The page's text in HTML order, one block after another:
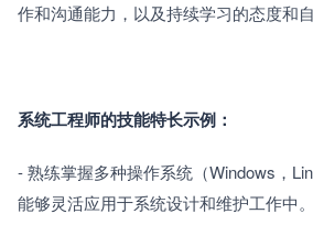
作和沟通能力，以及持续学习的态度和自
系统工程师的技能特长示例：
- 熟练掌握多种操作系统（Windows，
能够灵活应用于系统设计和维护工作中。